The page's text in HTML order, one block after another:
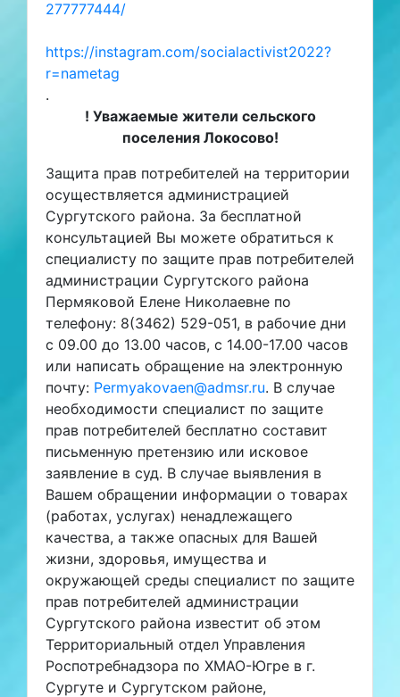
277777444/
https://instagram.com/socialactivist2022?
r=nametag
.
! Уважаемые жители сельского
поселения Локосово!
Защита прав потребителей на территории
осуществляется администрацией
Сургутского района. За бесплатной
консультацией Вы можете обратиться к
специалисту по защите прав потребителей
администрации Сургутского района
Пермяковой Елене Николаевне по
телефону: 8(3462) 529-051, в рабочие дни
с 09.00 до 13.00 часов, с 14.00-17.00 часов
или написать обращение на электронную
почту: Permyakovaen@admsr.ru. В случае
необходимости специалист по защите
прав потребителей бесплатно составит
письменную претензию или исковое
заявление в суд. В случае выявления в
Вашем обращении информации о товарах
(работах, услугах) ненадлежащего
качества, а также опасных для Вашей
жизни, здоровья, имущества и
окружающей среды специалист по защите
прав потребителей администрации
Сургутского района известит об этом
Территориальный отдел Управления
Роспотребнадзора по ХМАО-Югре в г.
Сургуте и Сургутском районе,